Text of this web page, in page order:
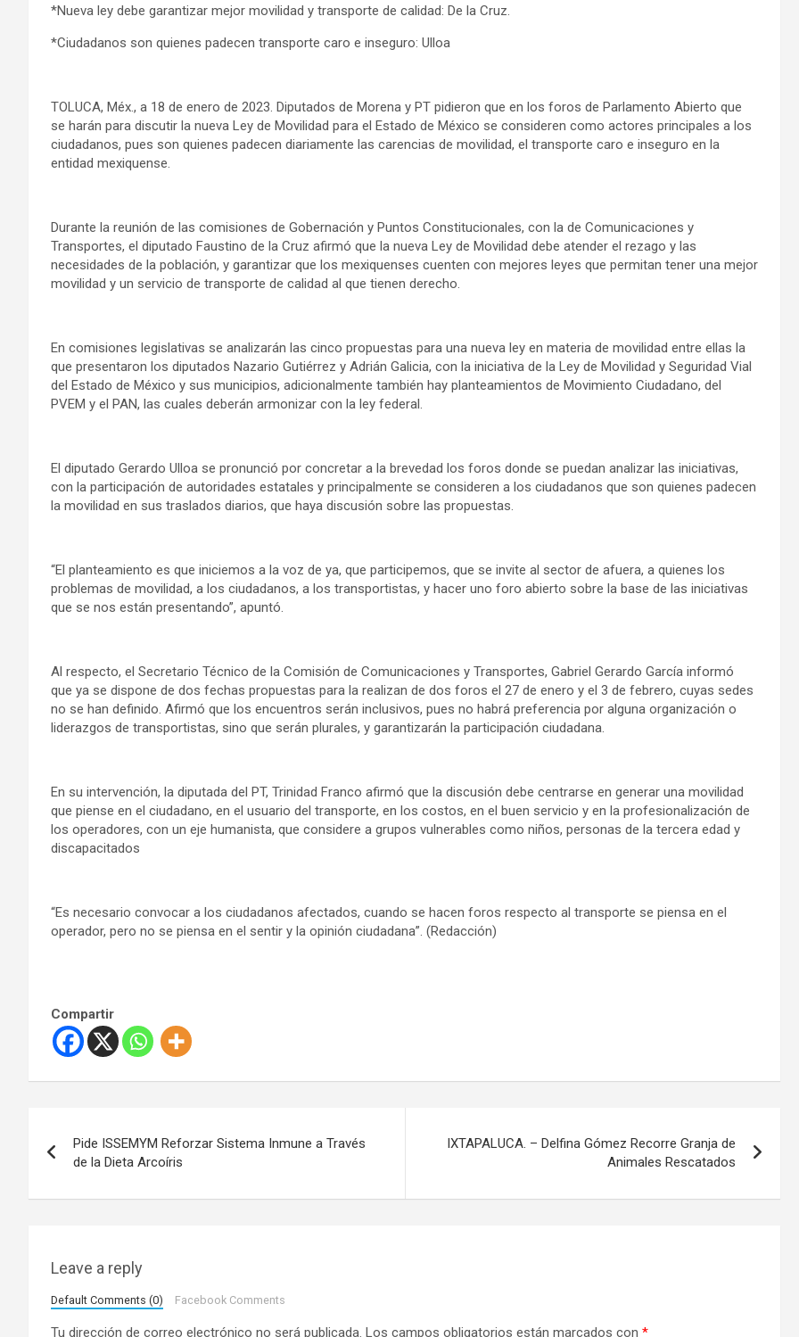
*Nueva ley debe garantizar mejor movilidad y transporte de calidad: De la Cruz.
*Ciudadanos son quienes padecen transporte caro e inseguro: Ulloa
TOLUCA, Méx., a 18 de enero de 2023. Diputados de Morena y PT pidieron que en los foros de Parlamento Abierto que
se harán para discutir la nueva Ley de Movilidad para el Estado de México se consideren como actores principales a los
ciudadanos, pues son quienes padecen diariamente las carencias de movilidad, el transporte caro e inseguro en la
entidad mexiquense.
Durante la reunión de las comisiones de Gobernación y Puntos Constitucionales, con la de Comunicaciones y
Transportes, el diputado Faustino de la Cruz afirmó que la nueva Ley de Movilidad debe atender el rezago y las
necesidades de la población, y garantizar que los mexiquenses cuenten con mejores leyes que permitan tener una mejor
movilidad y un servicio de transporte de calidad al que tienen derecho.
En comisiones legislativas se analizarán las cinco propuestas para una nueva ley en materia de movilidad entre ellas la
que presentaron los diputados Nazario Gutiérrez y Adrián Galicia, con la iniciativa de la Ley de Movilidad y Seguridad Vial
del Estado de México y sus municipios, adicionalmente también hay planteamientos de Movimiento Ciudadano, del
PVEM y el PAN, las cuales deberán armonizar con la ley federal.
El diputado Gerardo Ulloa se pronunció por concretar a la brevedad los foros donde se puedan analizar las iniciativas,
con la participación de autoridades estatales y principalmente se consideren a los ciudadanos que son quienes padecen
la movilidad en sus traslados diarios, que haya discusión sobre las propuestas.
“El planteamiento es que iniciemos a la voz de ya, que participemos, que se invite al sector de afuera, a quienes los
problemas de movilidad, a los ciudadanos, a los transportistas, y hacer uno foro abierto sobre la base de las iniciativas
que se nos están presentando”, apuntó.
Al respecto, el Secretario Técnico de la Comisión de Comunicaciones y Transportes, Gabriel Gerardo García informó
que ya se dispone de dos fechas propuestas para la realizan de dos foros el 27 de enero y el 3 de febrero, cuyas sedes
no se han definido. Afirmó que los encuentros serán inclusivos, pues no habrá preferencia por alguna organización o
liderazgos de transportistas, sino que serán plurales, y garantizarán la participación ciudadana.
En su intervención, la diputada del PT, Trinidad Franco afirmó que la discusión debe centrarse en generar una movilidad
que piense en el ciudadano, en el usuario del transporte, en los costos, en el buen servicio y en la profesionalización de
los operadores, con un eje humanista, que considere a grupos vulnerables como niños, personas de la tercera edad y
discapacitados
“Es necesario convocar a los ciudadanos afectados, cuando se hacen foros respecto al transporte se piensa en el
operador, pero no se piensa en el sentir y la opinión ciudadana”. (Redacción)
Compartir
v
Pide ISSEMYM Reforzar Sistema Inmune a Través
de la Dieta Arcoíris
IXTAPALUCA. – Delfina Gómez Recorre Granja de
Animales Rescatados
Leave a reply
Default Comments (0) Facebook Comments
Tu dirección de correo electrónico no será publicada. Los campos obligatorios están marcados con *